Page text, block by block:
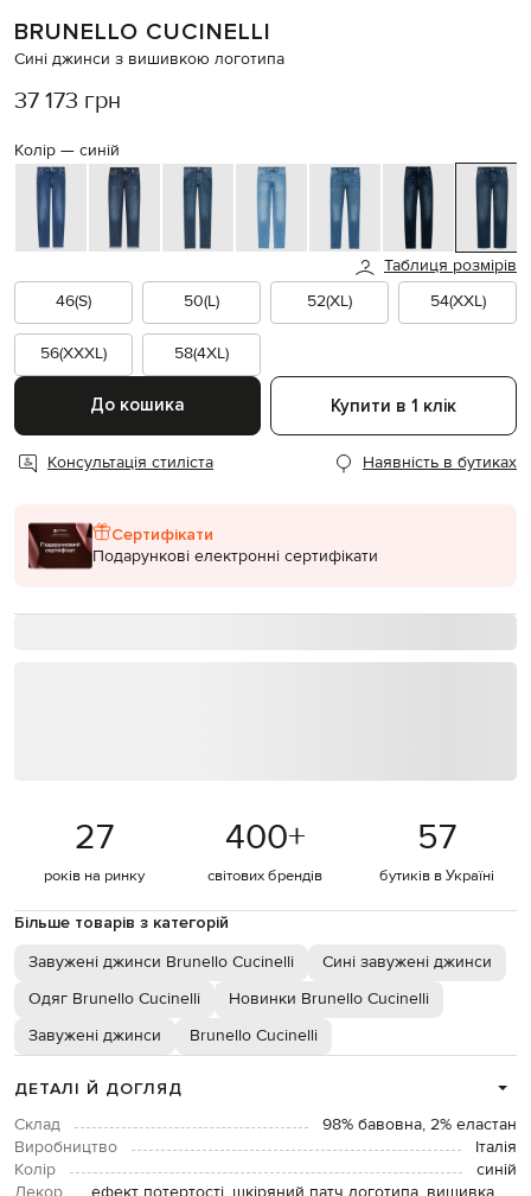
BRUNELLO CUCINELLI
Сині джинси з вишивкою логотипа
37 173 грн
Колір — синій
Таблиця розмірів
46(S)
50(L) 52(XL) 54(XXL)
56(XXXL) 58(4XL)
До кошика Купити в 1 клік
Консультація стиліста Наявність в бутиках
Сертифікати
Подарункові електронні сертифікати
27
років на ринку
400+
світових брендів
57
бутиків в Україні
Більше товарів з категорій
Завужені джинси Brunello Cucinelli
Сині завужені джинси
Одяг Brunello Cucinelli
Новинки Brunello Cucinelli
Завужені джинси
Brunello Cucinelli
ДЕТАЛІ Й ДОГЛЯД
Склад
98% бавовна, 2% еластан
Виробництво
Італія
Колір
синій